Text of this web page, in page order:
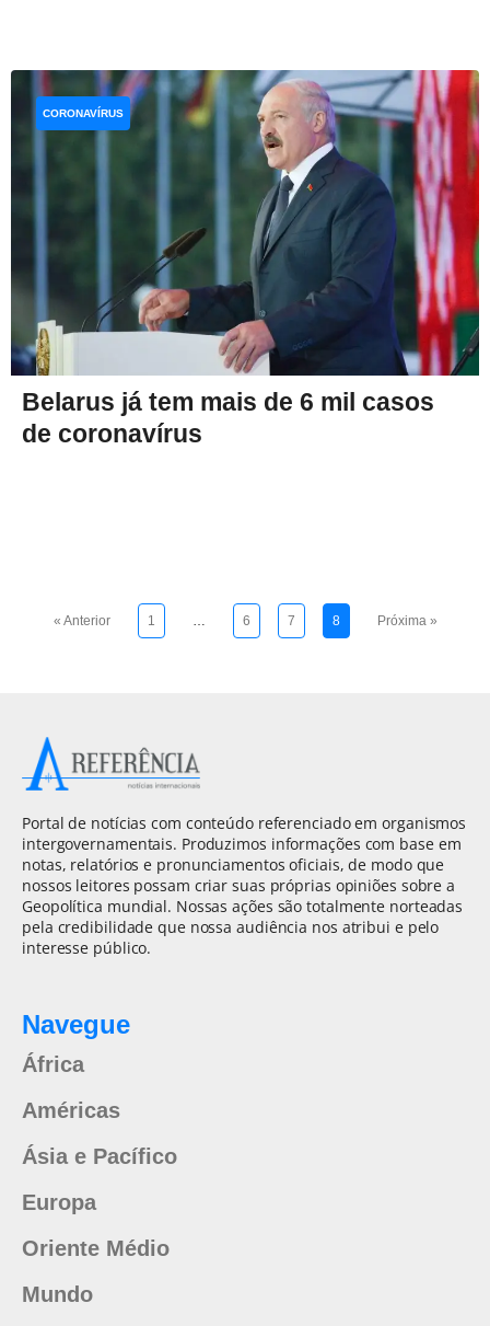
Belarus já tem mais de 6 mil casos
de coronavírus
CORONAVÍRUS
« Anterior 1 … 6 7 8 Próxima »
Portal de notícias com conteúdo referenciado em organismos
intergovernamentais. Produzimos informações com base em
notas, relatórios e pronunciamentos oficiais, de modo que
nossos leitores possam criar suas próprias opiniões sobre a
Geopolítica mundial. Nossas ações são totalmente norteadas
pela credibilidade que nossa audiência nos atribui e pelo
interesse público.
Navegue
África
Américas
Ásia e Pacífico
Europa
Oriente Médio
Mundo